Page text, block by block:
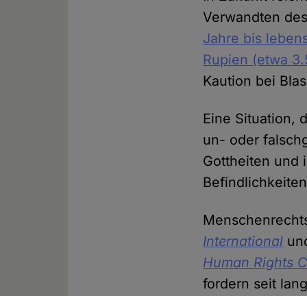
Verwandten
Jahre bis
Rupien (etwa
Kaution bei
Eine Situation,
un- oder
Gottheiten und
International
Human Rights
fordern seit